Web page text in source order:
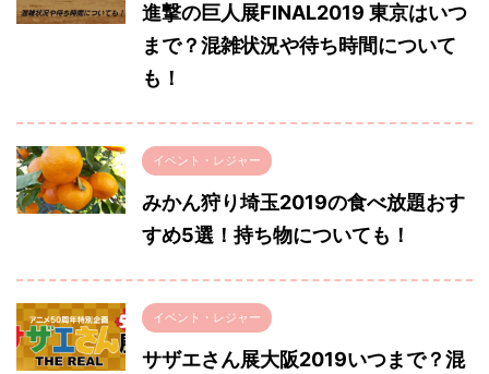
進撃の巨人展FINAL2019 東京はいつ
まで？混雑状況や待ち時間について
も！
イベント・レジャー
みかん狩り埼玉2019の食べ放題おす
すめ5選！持ち物についても！
イベント・レジャー
サザエさん展大阪2019いつまで？混